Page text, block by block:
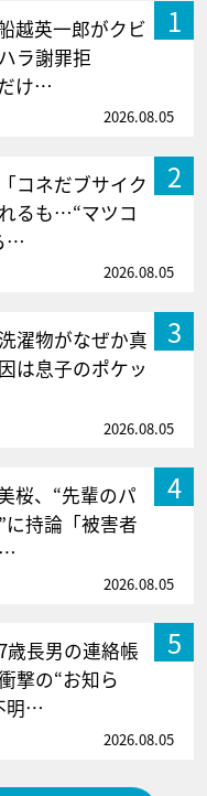
1
越英一郎がクビ
ラ謝罪拒
け…
2026.08.05
2
コネだブサイク
るも…“マツコ
…
2026.08.05
3
濯物がなぜか真
は息子のポケッ
2026.08.05
4
桜、“先輩のパ
に持論「被害者
2026.08.05
5
歳長男の連絡帳
撃の“お知ら
明…
2026.08.05